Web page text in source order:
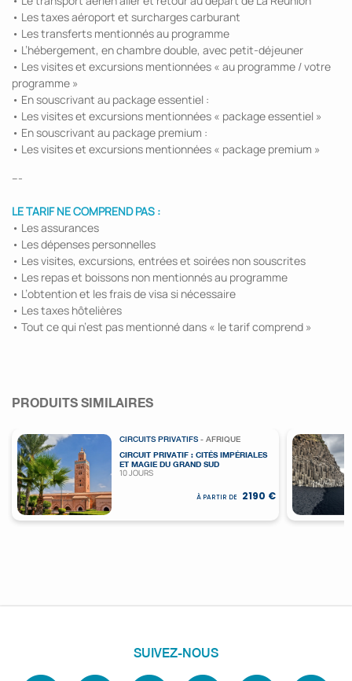
• Les taxes aéroport et surcharges carburant
• Les transferts mentionnés au programme
• L’hébergement, en chambre double, avec petit-déjeuner
• Les visites et excursions mentionnées « au programme / votre
programme »
• En souscrivant au package essentiel :
• Les visites et excursions mentionnées « package essentiel »
• En souscrivant au package premium :
• Les visites et excursions mentionnées « package premium »
---
LE TARIF NE COMPREND PAS :
• Les assurances
• Les dépenses personnelles
• Les visites, excursions, entrées et soirées non souscrites
• Les repas et boissons non mentionnés au programme
• L’obtention et les frais de visa si nécessaire
• Les taxes hôtelières
• Tout ce qui n’est pas mentionné dans « le tarif comprend »
PRODUITS SIMILAIRES
CIRCUITS PRIVATIFS - AFRIQUE
CIRCUIT PRIVATIF : CITÉS IMPÉRIALES
ET MAGIE DU GRAND SUD
10 JOURS
À PARTIR DE 2190 €
SUIVEZ-NOUS